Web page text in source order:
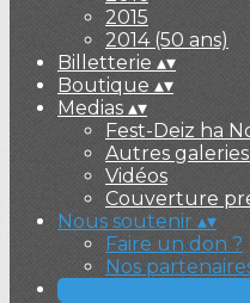
2015
2014 (50 ans)
Billetterie ▴▾
Boutique ▴▾
Medias ▴▾
Fest-Deiz ha
Autres
Vidéos
Couverture
Nous soutenir ▴▾
Faire un don ?
Nos